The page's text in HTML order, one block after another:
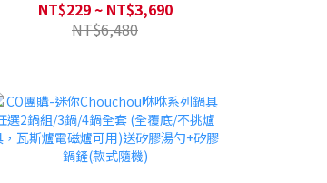
熊/Midas Plus多用途便攜鍋具保護袋-妞
妞熊
NT$229 ~ NT$3,690
NT$6,480